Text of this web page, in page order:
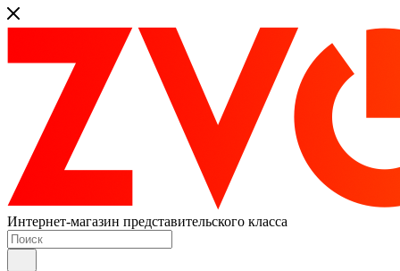
Интернет-магазин представительского класса